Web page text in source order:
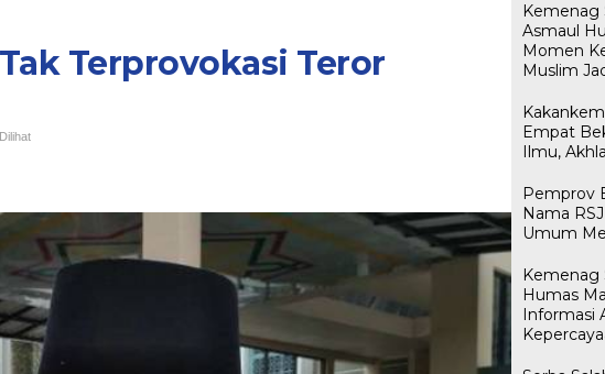
Terprovokasi Teror
Kemenag
Asmaul
Momen
Muslim
Empat
Ilmu,
Pemprov
Nama
Umum
Kemenag
Humas
Informasi